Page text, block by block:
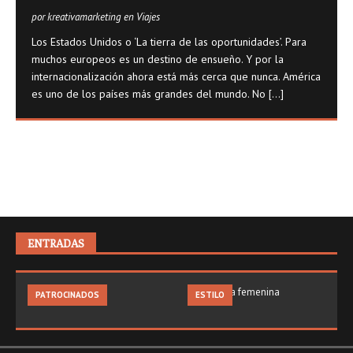
por kreativamarketing en Viajes
Los Estados Unidos o ‘La tierra de las oportunidades’. Para
muchos europeos es un destino de ensueño. Y por la
internacionalización ahora está más cerca que nunca. América
es uno de los países más grandes del mundo. No [...]
ENTRADAS
PATROCINADOS ESTILO